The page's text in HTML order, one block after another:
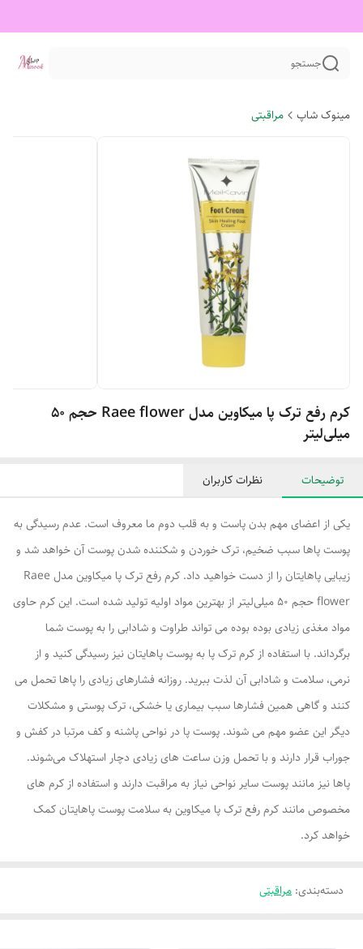
جستجو
مینوک شاپ مراقبتی
کرم رفع ترک پا میکاوین مدل Raee flower حجم 50
میلی‌لیتر
توضیحات نظرات کاربران
یکی از اعضای مهم بدن پاست و به قلب دوم ما معروف است. عدم رسیدگی به
پوست پاها سبب ضخیم، ترک خوردن و شکننده شدن پوست آن خواهد شد و
زیبایی پاهایتان را از دست خواهید داد. کرم رفع ترک پا میکاوین مدل Raee
flower حجم 50 میلی‌لیتر از بهترین مواد اولیه تولید شده است. این کرم حاوی
مواد مغذی زیادی بوده بوده می تواند طراوت و شادابی را به پوست شما
برگرداند. با استفاده از کرم ترک پا به پوست پاهایتان نیز رسیدگی کنید و از
نرمی، سلامت و شادابی آن لذت ببرید. روزانه فشارهای زیادی را پاها تحمل می
کنند و گاهی همین فشارها سبب بیماری یا خشکی، ترک پوستی و مشکلات
دیگر این عضو مهم می شوند. پوست پا در نواحی پاشنه و کف مرتبا در کفش و
جوراب قرار دارند و با تحمل وزن ساعت های زیادی دچار استهلاک می‌شوند.
پاها نیز مانند پوست سایر نواحی نیاز به مراقبت دارند و استفاده از کرم های
مخصوص مانند کرم رفع ترک پا میکاوین به سلامت پوست پاهایتان کمک
خواهد کرد.
دسته‌بندی: مراقبتی